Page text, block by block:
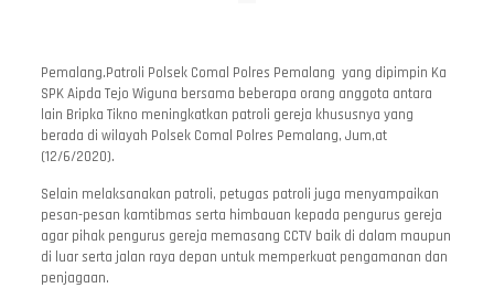
Pemalang.Patroli Polsek Comal Polres Pemalang yang dipimpin Ka
SPK Aipda Tejo Wiguna bersama beberapa orang anggota antara
lain Bripka Tikno meningkatkan patroli gereja khususnya yang
berada di wilayah Polsek Comal Polres Pemalang, Jum,at
(12/6/2020).
Selain melaksanakan patroli, petugas patroli juga menyampaikan
pesan-pesan kamtibmas serta himbauan kepada pengurus gereja
agar pihak pengurus gereja memasang CCTV baik di dalam maupun
di luar serta jalan raya depan untuk memperkuat pengamanan dan
penjagaan.